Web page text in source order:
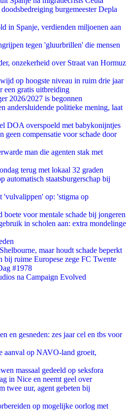
burgemeester Depla
in Spanje, verdienden miljoenen aan
tegen 'gluurbrillen' die mensen
onzekerheid over Straat van Hormuz
op hoogste niveau in ruim drie jaar
een gratis uitbreiding
2026/2027 is begonnen
andersluidende politieke mening, laat
DOA overspoeld met babykonijntjes
geen compensatie voor schade door
man die agenten stak met
terug met lokaal 32 graden
automatisch staatsburgerschap bij
'vulvalippen' op: 'stigma op
voor mentale schade bij jongeren
in scholen aan: extra mondelinge
maar houdt schade beperkt
bij ruime Europese zege FC Twente
#1978
na Campaign Evolved
en gesneden: zes jaar cel en tbs voor
aanval op NAVO-land groeit,
massaal gedeeld op seksfora
in Nice en neemt geel over
twee uur, agent gebeten bij
op mogelijke oorlog met